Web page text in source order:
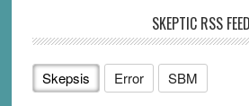
SKEPTIC RSS FEED
Skepsis Error SBM